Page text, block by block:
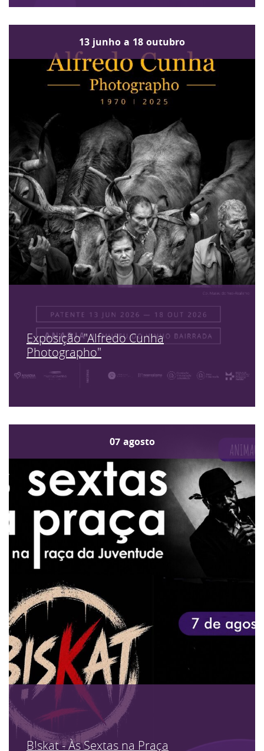
13 junho a 18 outubro
Exposição "Alfredo Cunha
Photographo"
07 agosto
B!skat - Às Sextas na Praça